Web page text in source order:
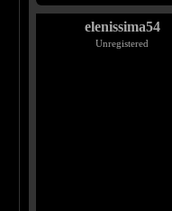
elenissima54
Unregistered